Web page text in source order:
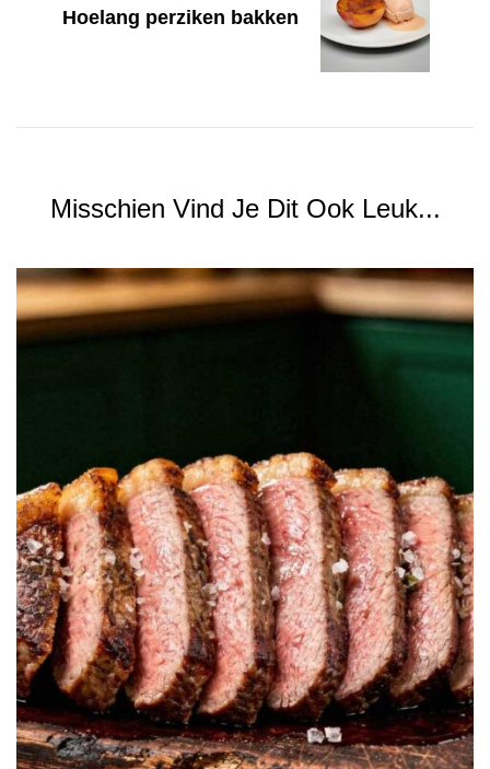
Hoelang perziken bakken
Misschien Vind Je Dit Ook Leuk...